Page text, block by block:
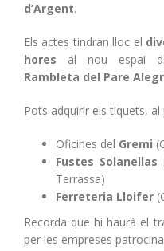
d’Argent.
Els actes tindran lloc el
hores al nou espai
Rambleta del Pare
Pots adquirir els tiquets, al
Oficines del Gremi
Fustes Solanellas
Terrassa)
Ferreteria Lloifer
Recorda que hi haurà el
per les empreses